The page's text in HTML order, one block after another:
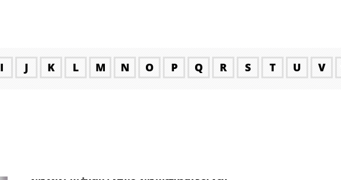
I J K L M N O P Q R S T U V